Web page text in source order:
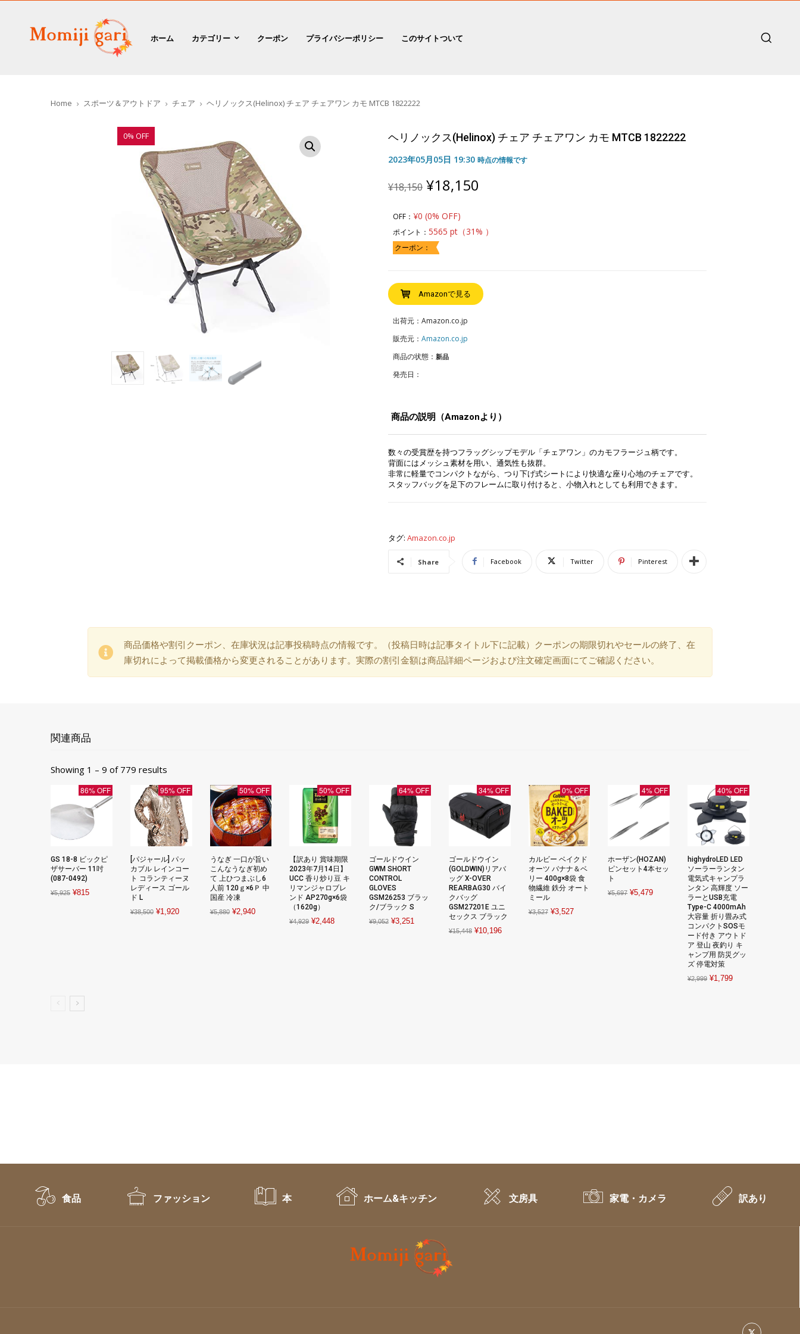
ホーム カテゴリー クーポン プライバシーポリシー このサイトついて
Home スポーツ＆アウトドア チェア ヘリノックス(Helinox) チェア チェアワン カモ MTCB 1822222
0% OFF ヘリノックス(Helinox) チェア チェアワン カモ MTCB 1822222
2023年05月05日 19:30 時点の情報です
¥18,150 Original
price
was:
¥18,150.
¥18,150
OFF： ¥0 (0% OFF)
ポイント： 5565 pt（31% ）
クーポン：
Amazonで見る
出荷元：Amazon.co.jp
販売元： Amazon.co.jp
商品の状態： 新品
発売日：
商品の説明（Amazonより）
数々の受賞歴を持つフラッグシップモデル「チェアワン」のカモフラージュ柄です。
背面にはメッシュ素材を用い、通気性も抜群。
非常に軽量でコンパクトながら、つり下げ式シートにより快適な座り心地のチェアです。
スタッフバッグを足下のフレームに取り付けると、小物入れとしても利用できます。
タグ: Amazon.co.jp
Share Facebook Twitter Pinterest
商品価格や割引クーポン、在庫状況は記事投稿時点の情報です。（投稿日時は記事タイトル下に記載）クーポンの期限切れやセールの終了、在
庫切れによって掲載価格から変更されることがあります。実際の割引金額は商品詳細ページおよび注文確定画面にてご確認ください。
関連商品
Showing 1 – 9 of 779 results
86% OFF
GS 18-8 ビックピ
ザサーバー 11吋
(087-0492)
¥5,925 Original
¥815Current
95% OFF
[パジャール] パッ
カブル レインコー
ト コランティーヌ
レディース ゴール
ド L
¥38,500 Original
¥1,920Current
50% OFF
うなぎ 一口が旨い
こんなうなぎ初め
て 上ひつまぶし6
人前 120ｇ×6Ｐ 中
国産 冷凍
¥5,880 Original
¥2,940Current
50% OFF
【訳あり 賞味期限
2023年7月14日】
UCC 香り炒り豆 キ
リマンジャロブレ
ンド AP270g×6袋
（1620g）
¥4,929 Original
¥2,448Current
64% OFF
ゴールドウイン
GWM SHORT
CONTROL
GLOVES
GSM26253 ブラッ
ク/ブラック S
¥9,052 Original
¥3,251
34% OFF
ゴールドウイン
(GOLDWIN)リアバ
ッグ X-OVER
REARBAG30 バイ
クバッグ
GSM27201E ユニ
セックス ブラック
¥15,448 Original
¥10,196Current
0% OFF
カルビー ベイクド
オーツ バナナ＆ベ
リー 400g×8袋 食
物繊維 鉄分 オート
ミール
¥3,527 Original
¥3,527Current
4% OFF
ホーザン(HOZAN)
ピンセット4本セッ
ト
¥5,697 Original
¥5,479Current
40% OFF
highydroLED LED
ソーラーランタン
電気式キャンプラ
ンタン 高輝度 ソー
ラーとUSB充電
Type-C 4000mAh
大容量 折り畳み式
コンパクトSOSモ
ード付き アウトド
ア 登山 夜釣り キ
ャンプ用 防災グッ
ズ 停電対策
¥2,999 Original
¥1,799Current
食品 ファッション 本 ホーム&キッチン 文房具 家電・カメラ 訳あり